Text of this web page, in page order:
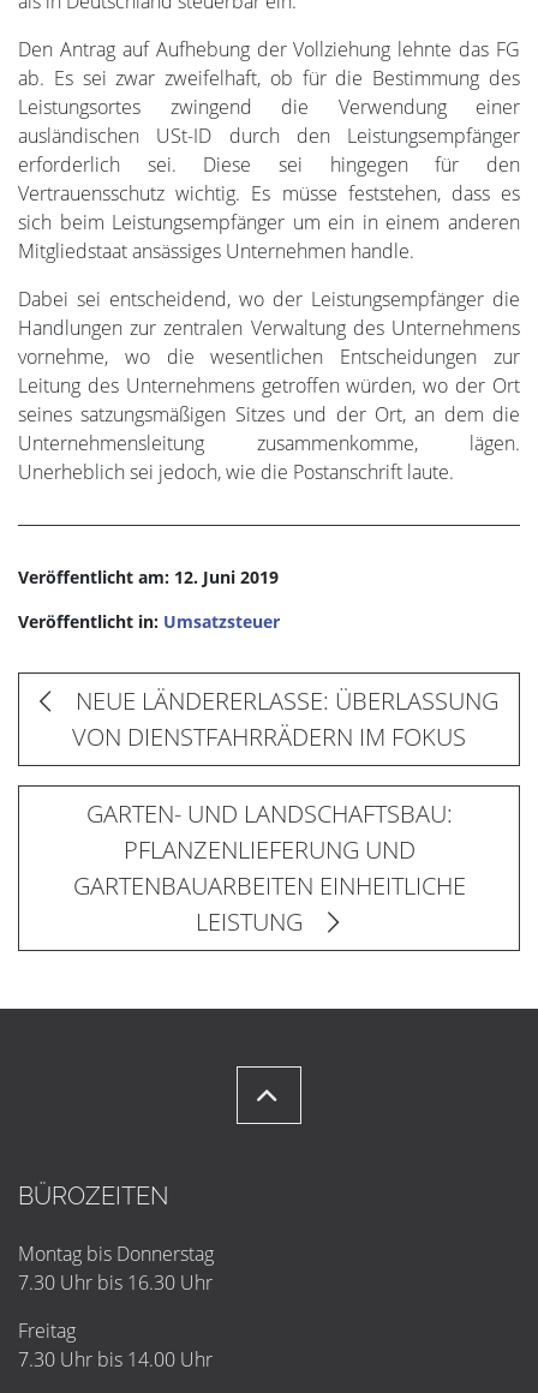
Den Antrag auf Aufhebung der Vollziehung lehnte das FG
ab. Es sei zwar zweifelhaft, ob für die Bestimmung des
Leistungsortes zwingend die Verwendung einer
ausländischen USt-ID durch den Leistungsempfänger
erforderlich sei. Diese sei hingegen für den
Vertrauensschutz wichtig. Es müsse feststehen, dass es
sich beim Leistungsempfänger um ein in einem anderen
Mitgliedstaat ansässiges Unternehmen handle.
Dabei sei entscheidend, wo der Leistungsempfänger die
Handlungen zur zentralen Verwaltung des Unternehmens
vornehme, wo die wesentlichen Entscheidungen zur
Leitung des Unternehmens getroffen würden, wo der Ort
seines satzungsmäßigen Sitzes und der Ort, an dem die
Unternehmensleitung zusammenkomme, lägen.
Unerheblich sei jedoch, wie die Postanschrift laute.
Veröffentlicht am: 12. Juni 2019
Veröffentlicht in: Umsatzsteuer
NEUE LÄNDERERLASSE: ÜBERLASSUNG
VON DIENSTFAHRRÄDERN IM FOKUS
GARTEN- UND LANDSCHAFTSBAU:
PFLANZENLIEFERUNG UND
GARTENBAUARBEITEN EINHEITLICHE
LEISTUNG
BÜROZEITEN
Montag bis Donnerstag
7.30 Uhr bis 16.30 Uhr
Freitag
7.30 Uhr bis 14.00 Uhr